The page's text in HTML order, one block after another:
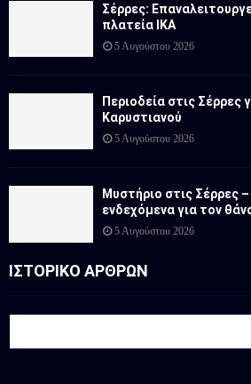
Σέρρες:
πλατεία ΙΚΑ
5 Αυγούστου 2026
Περιοδεία στις Σέρρες
Καρυστιανού
5 Αυγούστου 2026
Μυστήριο στις Σέρρες
ενδεχόμενα για τον
5 Αυγούστου 2026
ΙΣΤΟΡΙΚΟ ΑΡΘΡΩΝ